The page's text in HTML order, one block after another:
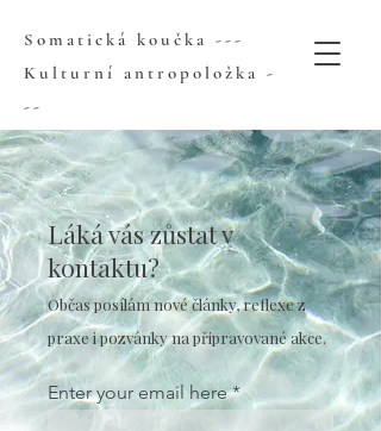
Somatická koučka ---
Kulturní antropoložka -
--
Láká vás zůstat v
kontaktu?
Občas posílám nové články, reflexe z
praxe i pozvánky na připravované akce.
Enter your email here